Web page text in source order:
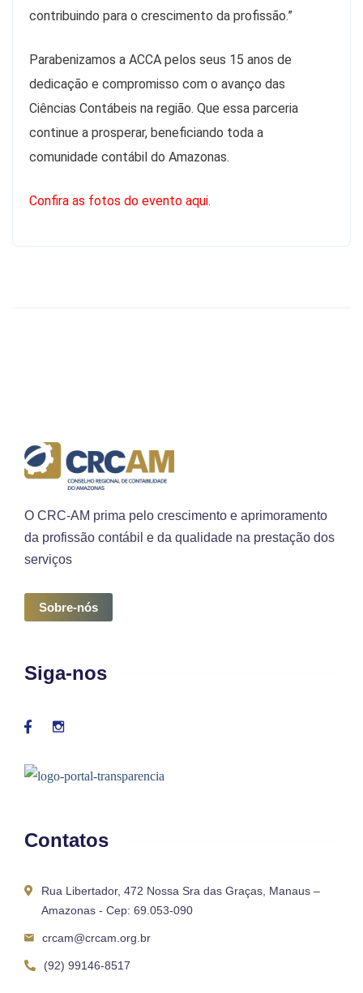
contribuindo para o crescimento da profissão.”
Parabenizamos a ACCA pelos seus 15 anos de
dedicação e compromisso com o avanço das
Ciências Contábeis na região. Que essa parceria
continue a prosperar, beneficiando toda a
comunidade contábil do Amazonas.
Confira as fotos do evento aqui.
O CRC-AM prima pelo crescimento e aprimoramento
da profissão contábil e da qualidade na prestação dos
serviços
Sobre-nós
Siga-nos
Contatos
Rua Libertador, 472 Nossa Sra das Graças, Manaus –
Amazonas - Cep: 69.053-090
crcam@crcam.org.br
(92) 99146-8517